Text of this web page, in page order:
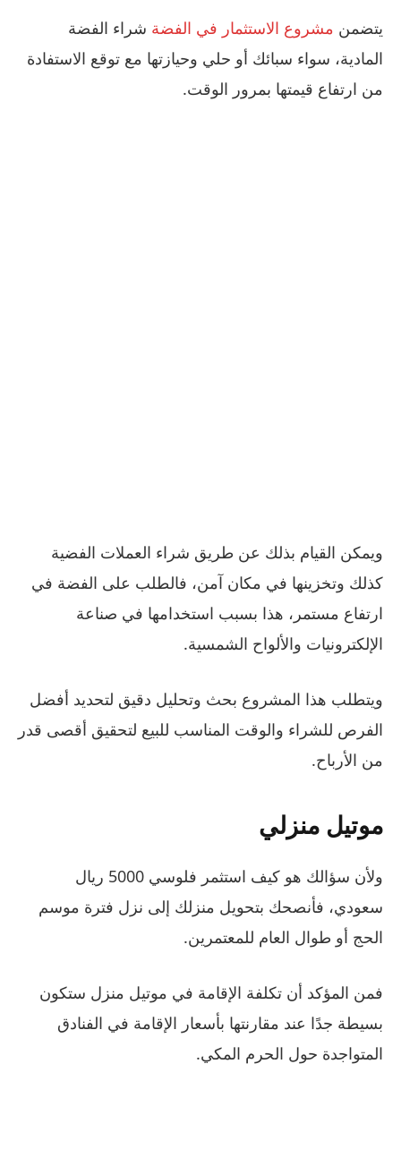
يتضمن مشروع الاستثمار في الفضة شراء الفضة
المادية، سواء سبائك أو حلي وحيازتها مع توقع الاستفادة
من ارتفاع قيمتها بمرور الوقت.
ويمكن القيام بذلك عن طريق شراء العملات الفضية
كذلك وتخزينها في مكان آمن، فالطلب على الفضة في
ارتفاع مستمر، هذا بسبب استخدامها في صناعة
الإلكترونيات والألواح الشمسية.
ويتطلب هذا المشروع بحث وتحليل دقيق لتحديد أفضل
الفرص للشراء والوقت المناسب للبيع لتحقيق أقصى قدر
من الأرباح.
موتيل منزلي
ولأن سؤالك هو كيف استثمر فلوسي 5000 ريال
سعودي، فأنصحك بتحويل منزلك إلى نزل فترة موسم
الحج أو طوال العام للمعتمرين.
فمن المؤكد أن تكلفة الإقامة في موتيل منزل ستكون
بسيطة جدًا عند مقارنتها بأسعار الإقامة في الفنادق
المتواجدة حول الحرم المكي.